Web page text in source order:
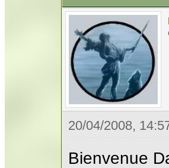
20/04/2008,
Bienvenue